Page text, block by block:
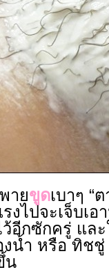
ายขูดเบาๆ “
งไปจะเจ็บเ
อีกซักครู่ แล
น้ำ หรือ ทิชชู่
น